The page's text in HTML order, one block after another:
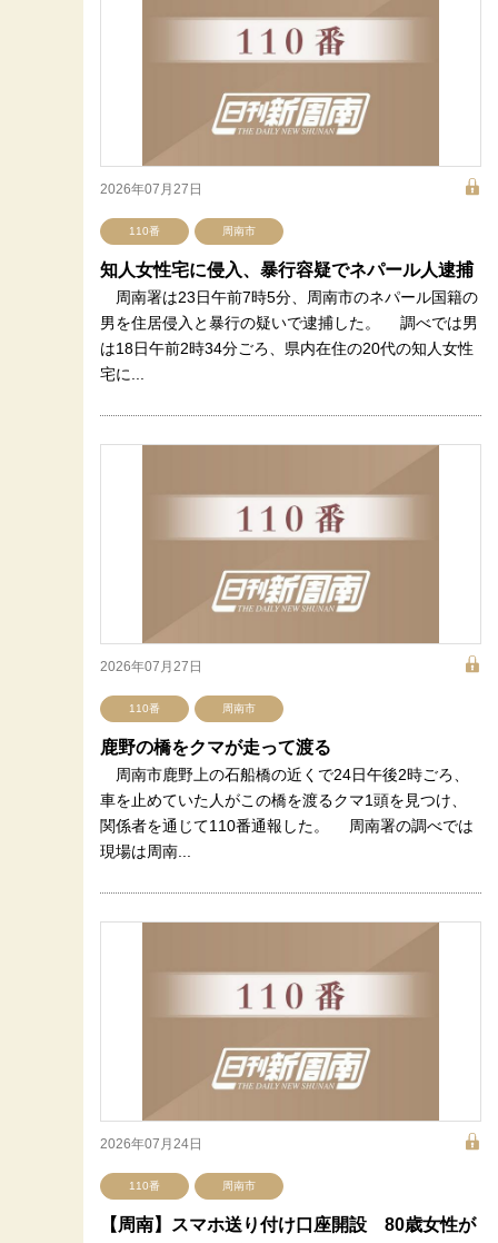
2026年07月27日
110番 周南市
知人女性宅に侵入、暴行容疑でネパール人逮捕
周南署は23日午前7時5分、周南市のネパール国籍の
男を住居侵入と暴行の疑いで逮捕した。 調べでは男
は18日午前2時34分ごろ、県内在住の20代の知人女性
宅に...
2026年07月27日
110番 周南市
鹿野の橋をクマが走って渡る
周南市鹿野上の石船橋の近くで24日午後2時ごろ、
車を止めていた人がこの橋を渡るクマ1頭を見つけ、
関係者を通じて110番通報した。 周南署の調べでは
現場は周南...
2026年07月24日
110番 周南市
【周南】スマホ送り付け口座開設 80歳女性が